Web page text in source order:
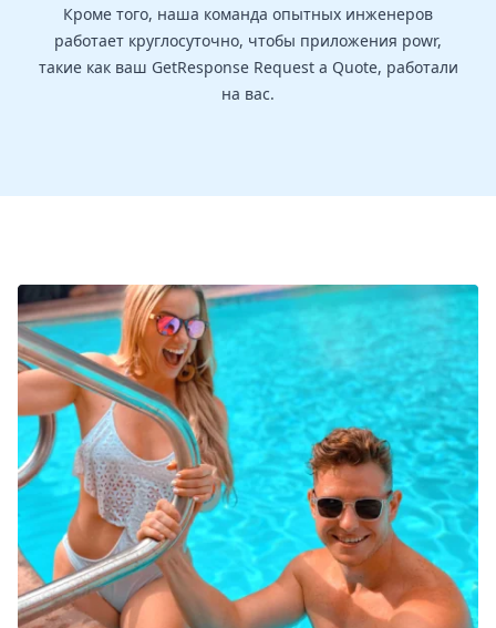
Кроме того, наша команда опытных инженеров
работает круглосуточно, чтобы приложения powr,
такие как ваш GetResponse Request a Quote, работали
на вас.